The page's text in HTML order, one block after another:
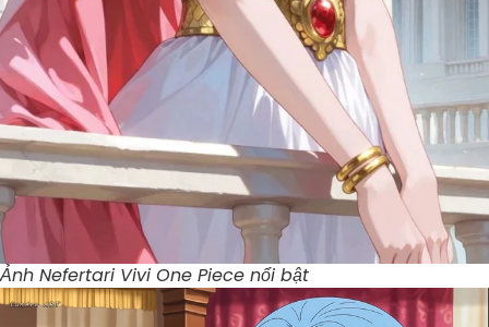
Ảnh Nefertari Vivi One Piece nổi bật